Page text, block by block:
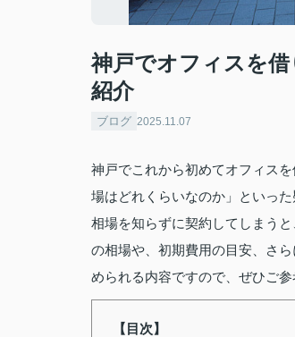
神戸でオフィスを
紹介
ブログ 2025.11.07
神戸でこれから初めてオフィス
場はどれくらいなのか」といっ
相場を知らずに契約してしまう
の相場や、初期費用の目安、さ
められる内容ですので、ぜひご参
【目次】